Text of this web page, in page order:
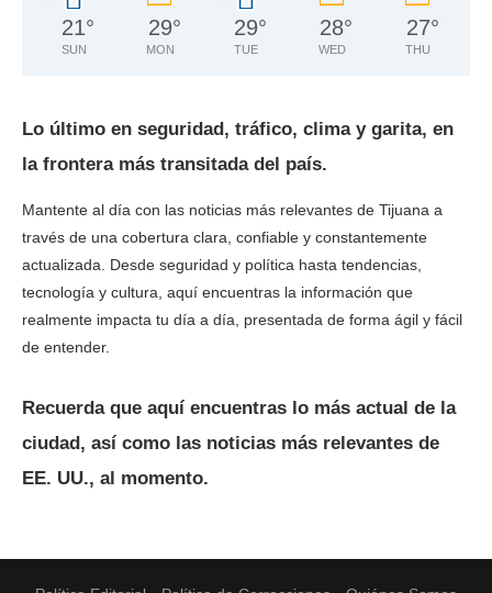
21°
SUN
29°
MON
29°
TUE
28°
WED
27°
THU
Lo último en seguridad, tráfico, clima y garita, en
la frontera más transitada del país.
Mantente al día con las noticias más relevantes de Tijuana a
través de una cobertura clara, confiable y constantemente
actualizada. Desde seguridad y política hasta tendencias,
tecnología y cultura, aquí encuentras la información que
realmente impacta tu día a día, presentada de forma ágil y fácil
de entender.
Recuerda que aquí encuentras lo más actual de la
ciudad, así como las noticias más relevantes de
EE. UU., al momento.